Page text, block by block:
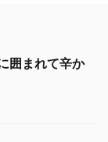
囲まれて辛か